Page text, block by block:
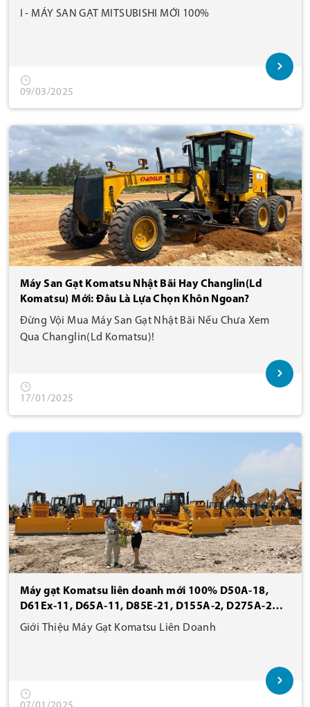
MG500
I - MÁY SAN GẠT MITSUBISHI MỚI 100%
09/03/2025
Máy San Gạt Komatsu Nhật Bãi Hay Changlin(Ld
Komatsu) Mới: Đâu Là Lựa Chọn Khôn Ngoan?
Đừng Vội Mua Máy San Gạt Nhật Bãi Nếu Chưa Xem
Qua Changlin(Ld Komatsu)!
17/01/2025
Máy gạt Komatsu liên doanh mới 100% D50A-18,
D61Ex-11, D65A-11, D85E-21, D155A-2, D275A-2
được nhiều khách hàng lớn tin dùng, chiếm thị phần
lớn nhất tại Việt Nam!
Giới Thiệu Máy Gạt Komatsu Liên Doanh